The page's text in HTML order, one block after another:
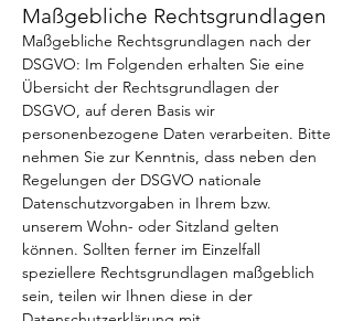
Maßgebliche Rechtsgrundlagen
Maßgebliche Rechtsgrundlagen nach der
DSGVO: Im Folgenden erhalten Sie eine
Übersicht der Rechtsgrundlagen der
DSGVO, auf deren Basis wir
personenbezogene Daten verarbeiten. Bitte
nehmen Sie zur Kenntnis, dass neben den
Regelungen der DSGVO nationale
Datenschutzvorgaben in Ihrem bzw.
unserem Wohn- oder Sitzland gelten
können. Sollten ferner im Einzelfall
speziellere Rechtsgrundlagen maßgeblich
sein, teilen wir Ihnen diese in der